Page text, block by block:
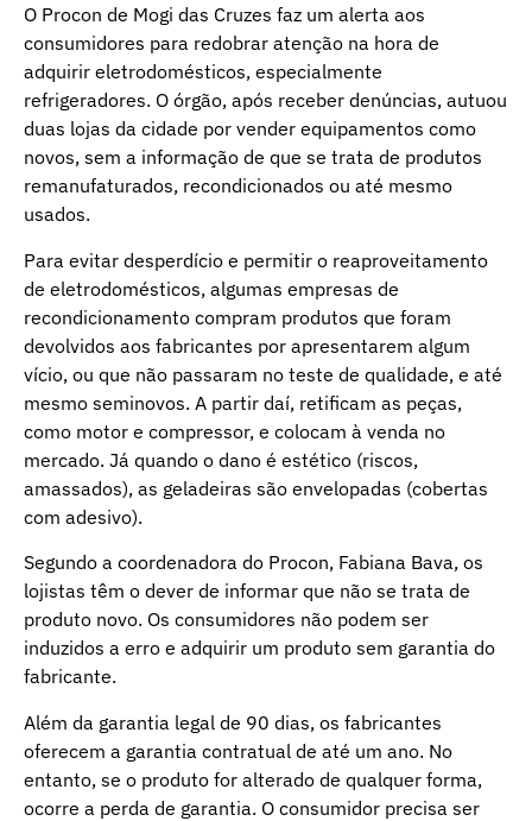
O Procon de Mogi das Cruzes faz um alerta aos
consumidores para redobrar atenção na hora de
adquirir eletrodomésticos, especialmente
refrigeradores. O órgão, após receber denúncias, autuou
duas lojas da cidade por vender equipamentos como
novos, sem a informação de que se trata de produtos
remanufaturados, recondicionados ou até mesmo
usados.
Para evitar desperdício e permitir o reaproveitamento
de eletrodomésticos, algumas empresas de
recondicionamento compram produtos que foram
devolvidos aos fabricantes por apresentarem algum
vício, ou que não passaram no teste de qualidade, e até
mesmo seminovos. A partir daí, retificam as peças,
como motor e compressor, e colocam à venda no
mercado. Já quando o dano é estético (riscos,
amassados), as geladeiras são envelopadas (cobertas
com adesivo).
Segundo a coordenadora do Procon, Fabiana Bava, os
lojistas têm o dever de informar que não se trata de
produto novo. Os consumidores não podem ser
induzidos a erro e adquirir um produto sem garantia do
fabricante.
Além da garantia legal de 90 dias, os fabricantes
oferecem a garantia contratual de até um ano. No
entanto, se o produto for alterado de qualquer forma,
ocorre a perda de garantia. O consumidor precisa ser